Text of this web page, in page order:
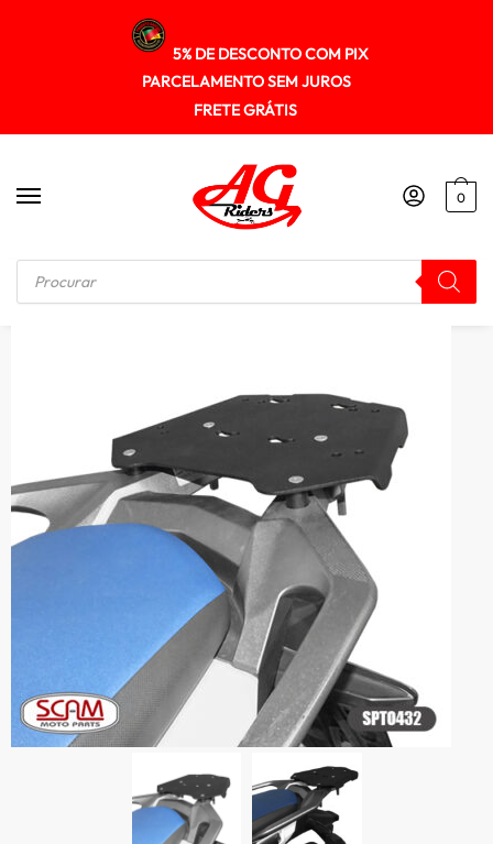
5% DE DESCONTO COM PIX
PARCELAMENTO SEM JUROS
FRETE GRÁTIS
0
Início / SUPORTE DE BAU Suporte Bau Superior Honda Africa Twin 2017+ Scam Spto432